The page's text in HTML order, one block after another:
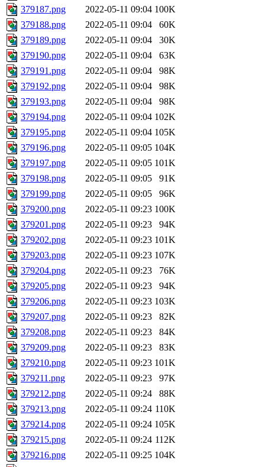
379187.png
2022-05-11 09:04 100K
379188.png
2022-05-11 09:04
60K
379189.png
2022-05-11 09:04
30K
379190.png
2022-05-11 09:04
63K
379191.png
2022-05-11 09:04
98K
379192.png
2022-05-11 09:04
98K
379193.png
2022-05-11 09:04
98K
379194.png
2022-05-11 09:04 102K
379195.png
2022-05-11 09:04 105K
379196.png
2022-05-11 09:05 104K
379197.png
2022-05-11 09:05 101K
379198.png
2022-05-11 09:05
91K
379199.png
2022-05-11 09:05
96K
379200.png
2022-05-11 09:23 100K
379201.png
2022-05-11 09:23
94K
379202.png
2022-05-11 09:23 101K
379203.png
2022-05-11 09:23 107K
379204.png
2022-05-11 09:23
76K
379205.png
2022-05-11 09:23
94K
379206.png
2022-05-11 09:23 103K
379207.png
2022-05-11 09:23
82K
379208.png
2022-05-11 09:23
84K
379209.png
2022-05-11 09:23
83K
379210.png
2022-05-11 09:23 101K
379211.png
2022-05-11 09:23
97K
379212.png
2022-05-11 09:24
88K
379213.png
2022-05-11 09:24 110K
379214.png
2022-05-11 09:24 105K
379215.png
2022-05-11 09:24 112K
379216.png
2022-05-11 09:25 104K